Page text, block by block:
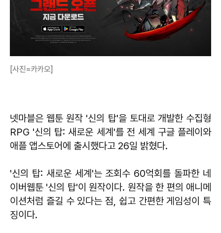
[사진=카카오]
넷마블은 웹툰 원작 '신의 탑'을 토대로 개발한 수집형
RPG '신의 탑: 새로운 세계'를 전 세계 구글 플레이와
애플 앱스토어에 출시했다고 26일 밝혔다.
'신의 탑: 새로운 세계'는 조회수 60억회를 돌파한 네
이버웹툰 '신의 탑'이 원작이다. 원작을 한 편의 애니메
이션처럼 즐길 수 있다는 점, 쉽고 간편한 게임성이 특
징이다.